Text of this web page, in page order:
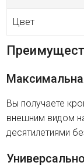
Цвет
Вы получаете
внешним видом
десятилетиями